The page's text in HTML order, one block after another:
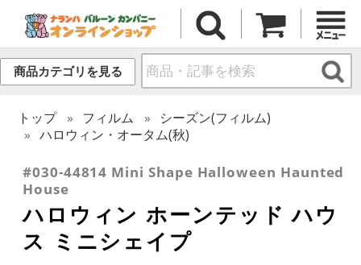
商品カテゴリを見る
トップ フィルム
シーズン(フィルム)
ハロウィン・オータム(秋)
#030-44814 Mini Shape Halloween Haunted
House
ハロウィン ホーンテッド ハウ
ス ミニシェイプ